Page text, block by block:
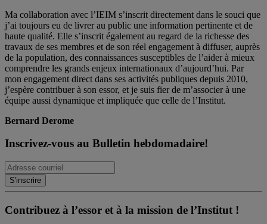
Ma collaboration avec l’IEIM s’inscrit directement dans le souci que
j’ai toujours eu de livrer au public une information pertinente et de
haute qualité. Elle s’inscrit également au regard de la richesse des
travaux de ses membres et de son réel engagement à diffuser, auprès
de la population, des connaissances susceptibles de l’aider à mieux
comprendre les grands enjeux internationaux d’aujourd’hui. Par
mon engagement direct dans ses activités publiques depuis 2010,
j’espère contribuer à son essor, et je suis fier de m’associer à une
équipe aussi dynamique et impliquée que celle de l’Institut.
Bernard Derome
Inscrivez-vous au Bulletin hebdomadaire!
Contribuez à l’essor et à la mission de l’Institut !